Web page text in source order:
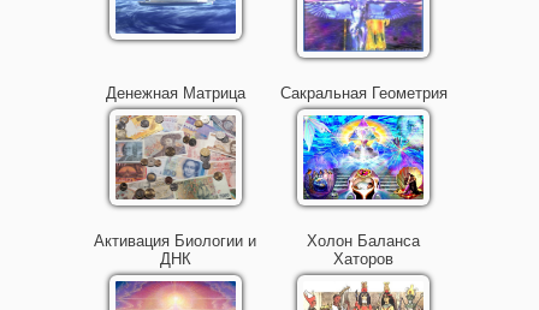
Денежная Матрица Сакральная Геометрия
Активация Биологии и
ДНК
Холон Баланса
Хаторов